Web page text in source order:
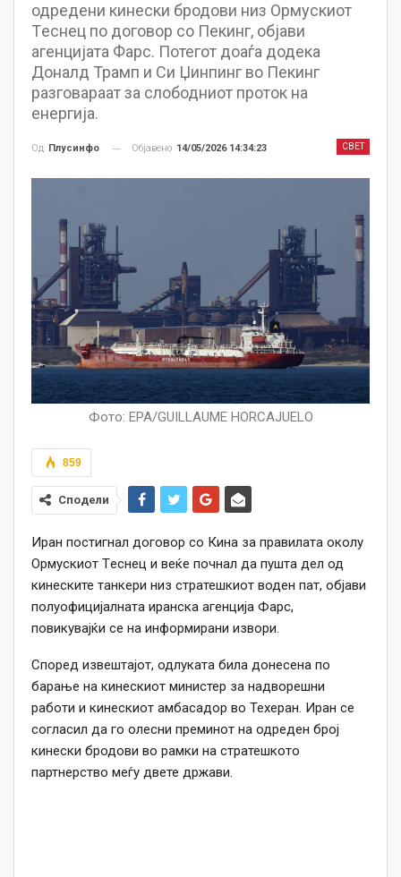
одредени кинески бродови низ Ормускиот
Tеснец по договор со Пекинг, објави
агенцијата Фарс. Потегот доаѓа додека
Доналд Трамп и Си Џинпинг во Пекинг
разговараат за слободниот проток на
енергија.
СВЕТ
Од Плусинфо Објавено 14/05/2026 14:34:23
Фото: EPA/GUILLAUME HORCAJUELO
859
Сподели
Иран постигнал договор со Кина за правилата околу
Ормускиот Tеснец и веќе почнал да пушта дел од
кинеските танкери низ стратешкиот воден пат, објави
полуофицијалната иранска агенција Фарс,
повикувајќи се на информирани извори.
Според извештајот, одлуката била донесена по
барање на кинескиот министер за надворешни
работи и кинескиот амбасадор во Техеран. Иран се
согласил да го олесни преминот на одреден број
кинески бродови во рамки на стратешкото
партнерство меѓу двете држави.